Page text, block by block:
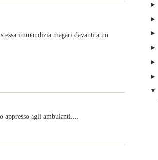
immondizia magari davanti a un
appresso agli ambulanti....
►
►
►
►
►
►
▼